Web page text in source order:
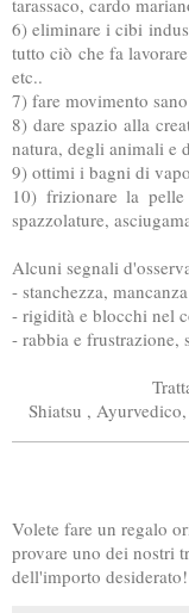
6) eliminare i cibi
tutto ciò che fa
etc..
7) fare movimento
8) dare spazio alla
natura, degli animali e
9) ottimi i bagni di
10) frizionare la pelle
spazzolature,
Alcuni segnali
- stanchezza,
- rigidità e blocchi nel
- rabbia e frustrazione,
Shiatsu ,
Volete fare un regalo
provare uno dei nostri
dell'importo desiderato!